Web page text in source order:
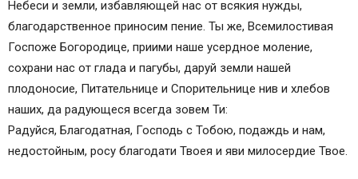
Кондак 4
Икос 4
Кондак 5
Икос 5
Кондак 6
Икос 6
Кондак 7
Икос 7
Небеси и земли, избавляющей нас от всякия нужды,
благодарственное приносим пение. Ты же, Всемилостивая
Госпоже Богородице, приими наше усердное моление,
сохрани нас от глада и пагубы, даруй земли нашей
плодоносие, Питательнице и Спорительнице нив и хлебов
наших, да радующеся всегда зовем Ти:
Радуйся, Благодатная, Господь с Тобою, подаждь и нам,
недостойным, росу благодати Твоея и яви милосердие Твое.